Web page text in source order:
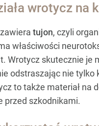
wrotycz na
tujon, czyli
właściwości
Wrotycz skutecznie je
odstraszając nie tylko
to także materiał na
przed szkodnikami.